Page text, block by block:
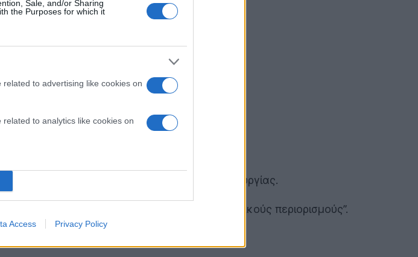
Sale, and/or Sharing
the Purposes for which it
to advertising like cookies on
to analytics like cookies on
Access Privacy Policy
μετά από 6 χρόνια απροβλημάτιστης λειτουργίας.
iPad και iPod touch οφείλεται σε “τεχνικούς περιορισμούς”.